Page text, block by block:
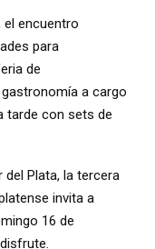
el encuentro
para
de
a cargo
tarde con sets de
Plata, la tercera
invita a
16 de